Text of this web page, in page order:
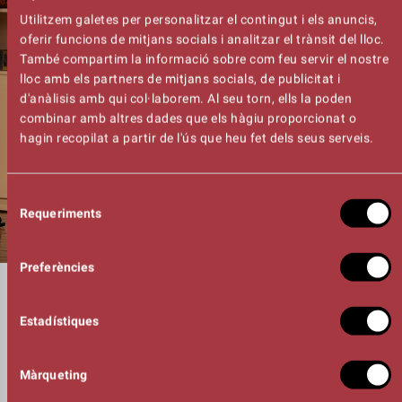
Utilitzem galetes per personalitzar el contingut i els anuncis,
oferir funcions de mitjans socials i analitzar el trànsit del lloc.
També compartim la informació sobre com feu servir el nostre
lloc amb els partners de mitjans socials, de publicitat i
d'anàlisis amb qui col·laborem. Al seu torn, ells la poden
combinar amb altres dades que els hàgiu proporcionat o
hagin recopilat a partir de l'ús que heu fet dels seus serveis.
de
consentiment
Requeriments
Preferències
Estadístiques
Màrqueting
DIRECCIÓ
Mar Ulldemolins